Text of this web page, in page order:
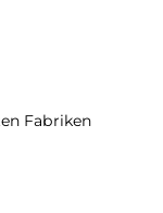
Fabriken